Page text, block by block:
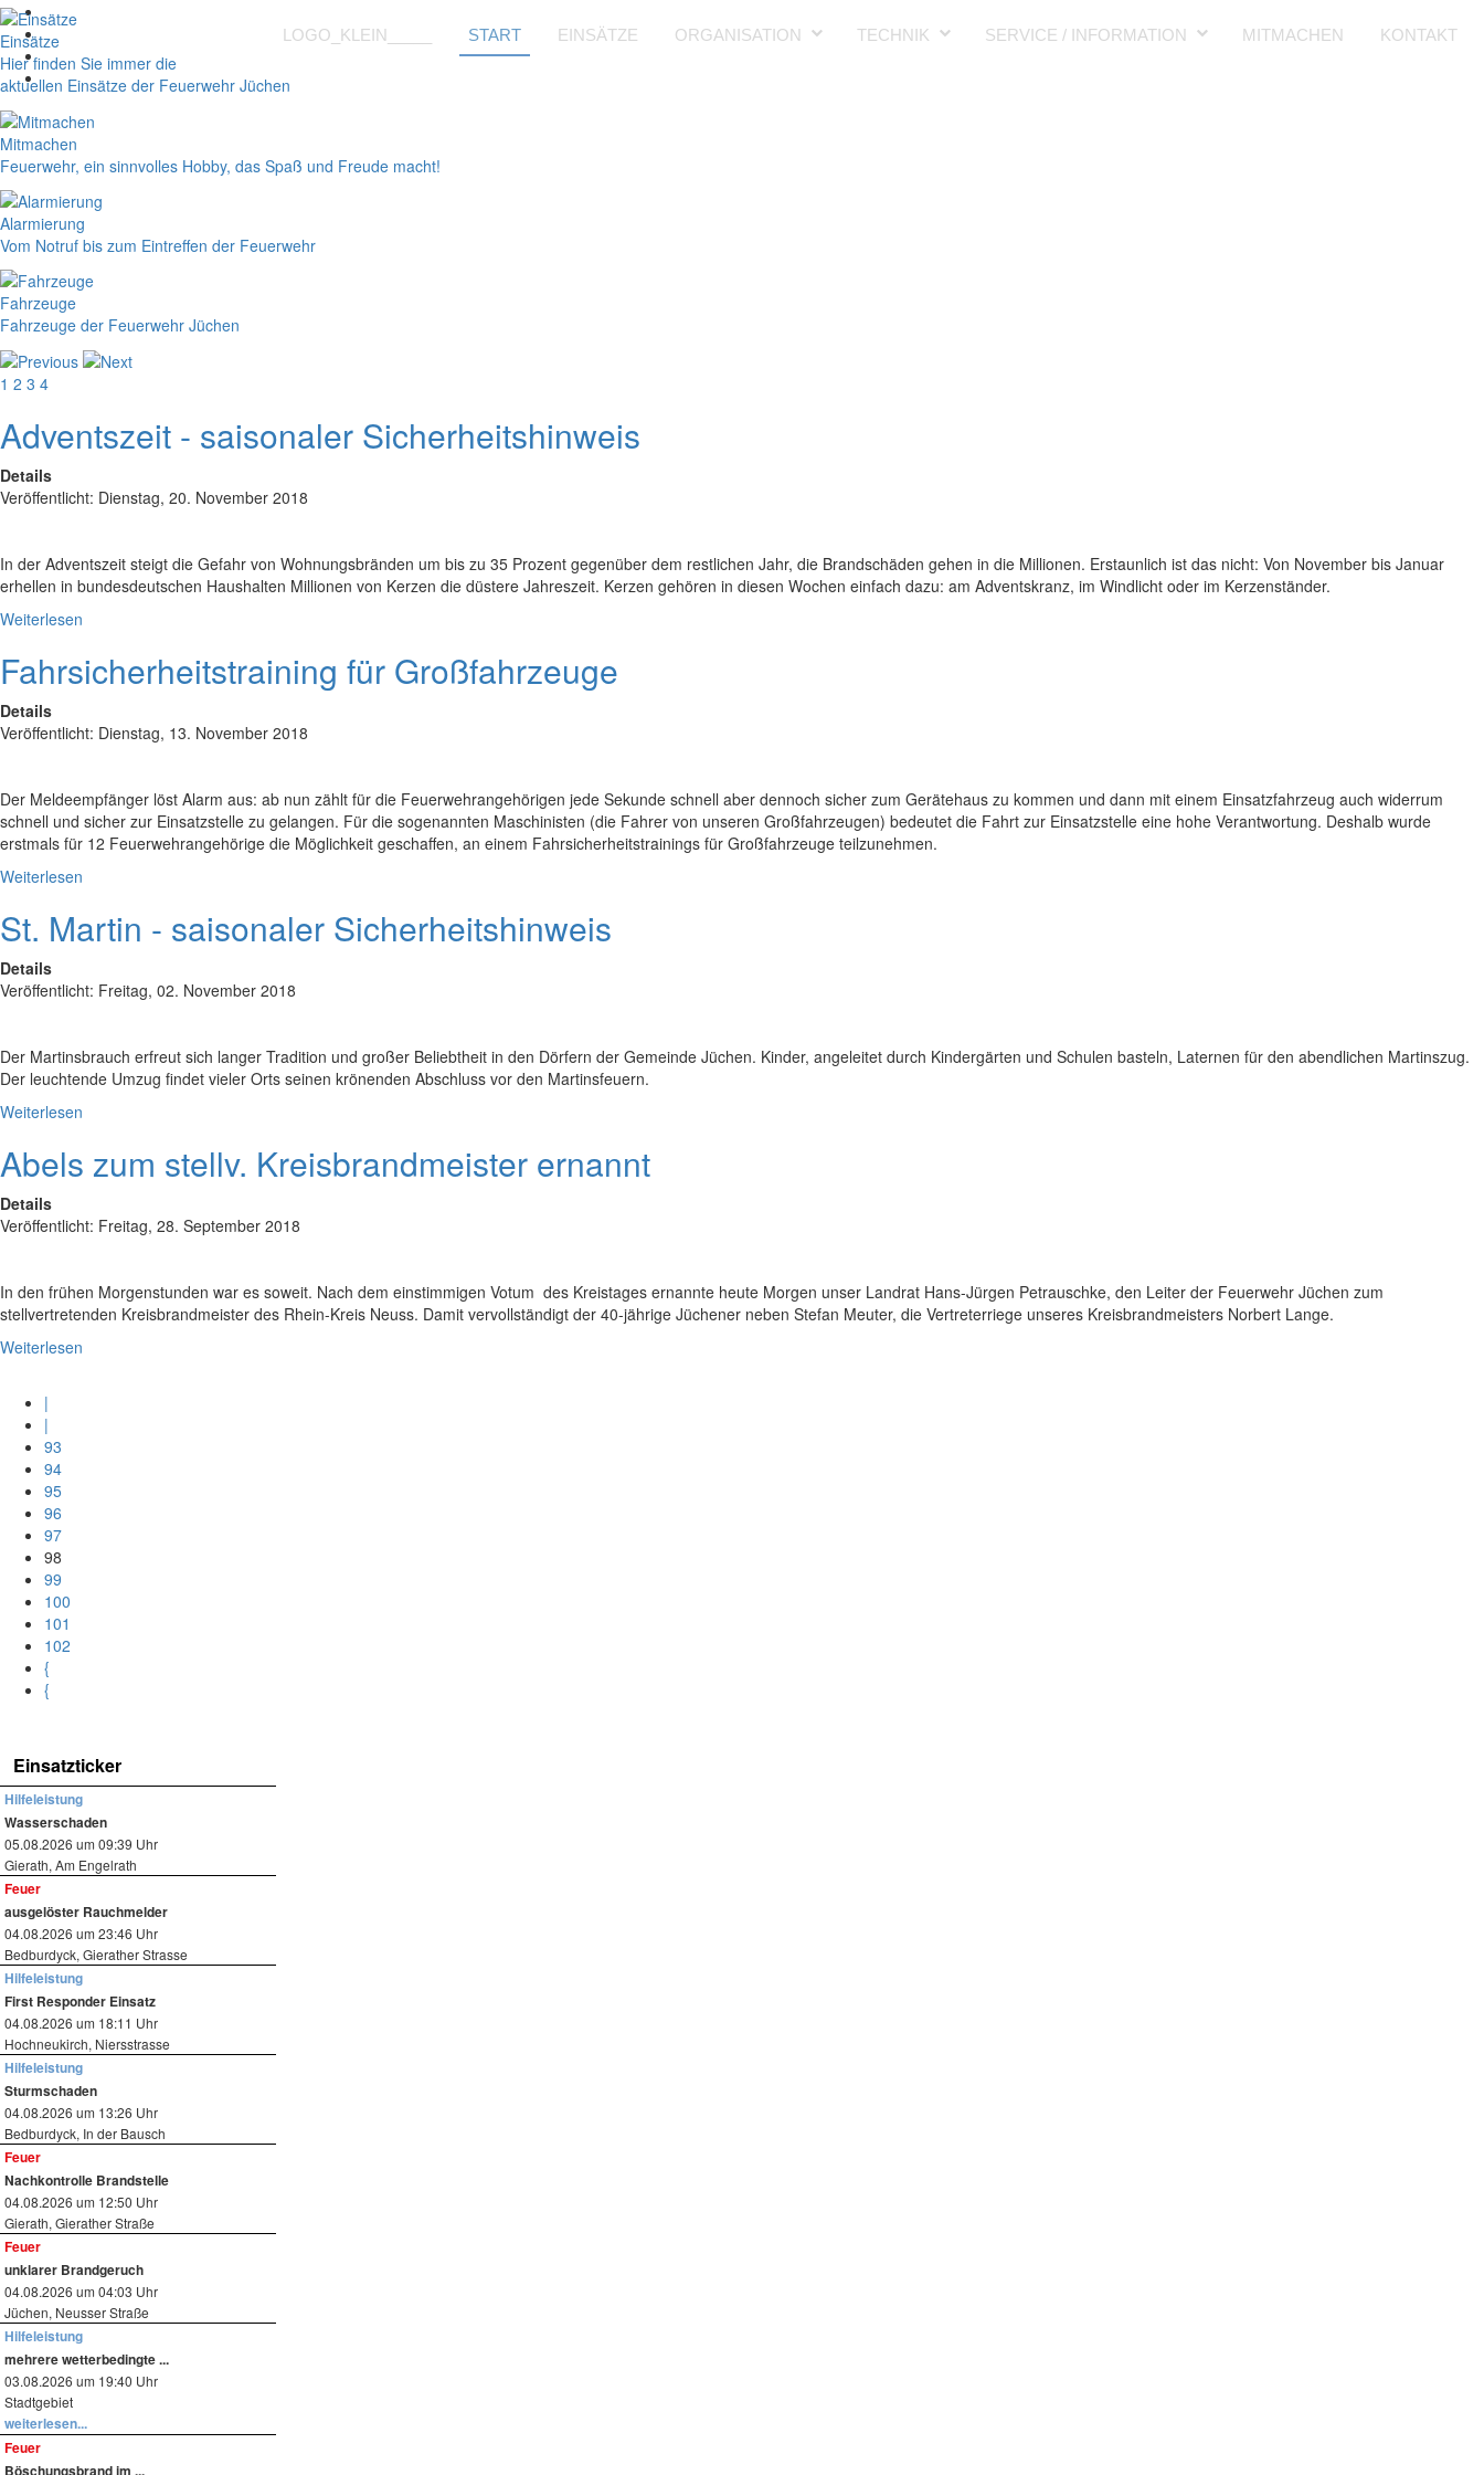
LOGO_KLEIN_____ START EINSÄTZE ORGANISATION TECHNIK SERVICE / INFORMATION MITMACHEN KONTAKT
Einsätze
Hier finden Sie immer die
aktuellen Einsätze der Feuerwehr Jüchen
Mitmachen
Feuerwehr, ein sinnvolles Hobby, das Spaß und Freude macht!
Alarmierung
Vom Notruf bis zum Eintreffen der Feuerwehr
Fahrzeuge
Fahrzeuge der Feuerwehr Jüchen
1 2 3 4
Adventszeit - saisonaler Sicherheitshinweis
Details
Veröffentlicht: Dienstag, 20. November 2018
In der Adventszeit steigt die Gefahr von Wohnungsbränden um bis zu 35 Prozent gegenüber dem restlichen Jahr, die Brandschäden gehen in die Millionen. Erstaunlich ist das nicht: Von November bis Januar
erhellen in bundesdeutschen Haushalten Millionen von Kerzen die düstere Jahreszeit. Kerzen gehören in diesen Wochen einfach dazu: am Adventskranz, im Windlicht oder im Kerzenständer.
Weiterlesen
Fahrsicherheitstraining für Großfahrzeuge
Details
Veröffentlicht: Dienstag, 13. November 2018
Der Meldeempfänger löst Alarm aus: ab nun zählt für die Feuerwehrangehörigen jede Sekunde schnell aber dennoch sicher zum Gerätehaus zu kommen und dann mit einem Einsatzfahrzeug auch widerrum
schnell und sicher zur Einsatzstelle zu gelangen. Für die sogenannten Maschinisten (die Fahrer von unseren Großfahrzeugen) bedeutet die Fahrt zur Einsatzstelle eine hohe Verantwortung. Deshalb wurde
erstmals für 12 Feuerwehrangehörige die Möglichkeit geschaffen, an einem Fahrsicherheitstrainings für Großfahrzeuge teilzunehmen.
Weiterlesen
St. Martin - saisonaler Sicherheitshinweis
Details
Veröffentlicht: Freitag, 02. November 2018
Der Martinsbrauch erfreut sich langer Tradition und großer Beliebtheit in den Dörfern der Gemeinde Jüchen. Kinder, angeleitet durch Kindergärten und Schulen basteln, Laternen für den abendlichen Martinszug.
Der leuchtende Umzug findet vieler Orts seinen krönenden Abschluss vor den Martinsfeuern.
Weiterlesen
Abels zum stellv. Kreisbrandmeister ernannt
Details
Veröffentlicht: Freitag, 28. September 2018
In den frühen Morgenstunden war es soweit. Nach dem einstimmigen Votum des Kreistages ernannte heute Morgen unser Landrat Hans-Jürgen Petrauschke, den Leiter der Feuerwehr Jüchen zum
stellvertretenden Kreisbrandmeister des Rhein-Kreis Neuss. Damit vervollständigt der 40-jährige Jüchener neben Stefan Meuter, die Vertreterriege unseres Kreisbrandmeisters Norbert Lange.
Weiterlesen
|
|
93
94
95
96
97
98
99
100
101
102
{
{
Einsatzticker
Hilfeleistung
Wasserschaden
05.08.2026 um 09:39 Uhr
Gierath, Am Engelrath
Feuer
ausgelöster Rauchmelder
04.08.2026 um 23:46 Uhr
Bedburdyck, Gierather Strasse
Hilfeleistung
First Responder Einsatz
04.08.2026 um 18:11 Uhr
Hochneukirch, Niersstrasse
Hilfeleistung
Sturmschaden
04.08.2026 um 13:26 Uhr
Bedburdyck, In der Bausch
Feuer
Nachkontrolle Brandstelle
04.08.2026 um 12:50 Uhr
Gierath, Gierather Straße
Feuer
unklarer Brandgeruch
04.08.2026 um 04:03 Uhr
Jüchen, Neusser Straße
Hilfeleistung
mehrere wetterbedingte ...
03.08.2026 um 19:40 Uhr
Stadtgebiet
weiterlesen...
Feuer
Böschungsbrand im ...